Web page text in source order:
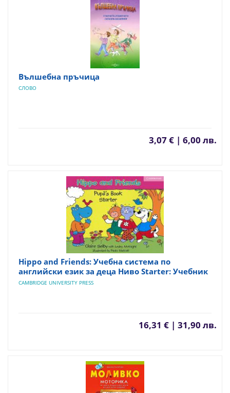
Вълшебна пръчица
СЛОВО
3,07 € | 6,00 лв.
Hippo and Friends: Учебна система по
английски език за деца Ниво Starter: Учебник
CAMBRIDGE UNIVERSITY PRESS
16,31 € | 31,90 лв.